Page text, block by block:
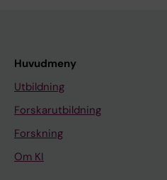
Huvudmeny
Utbildning
Forskarutbildning
Forskning
Om KI